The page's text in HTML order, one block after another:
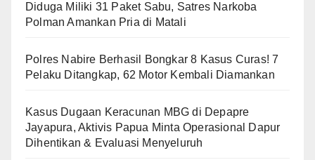
Diduga Miliki 31 Paket Sabu, Satres Narkoba
Polman Amankan Pria di Matali
Polres Nabire Berhasil Bongkar 8 Kasus Curas! 7
Pelaku Ditangkap, 62 Motor Kembali Diamankan
Kasus Dugaan Keracunan MBG di Depapre
Jayapura, Aktivis Papua Minta Operasional Dapur
Dihentikan & Evaluasi Menyeluruh